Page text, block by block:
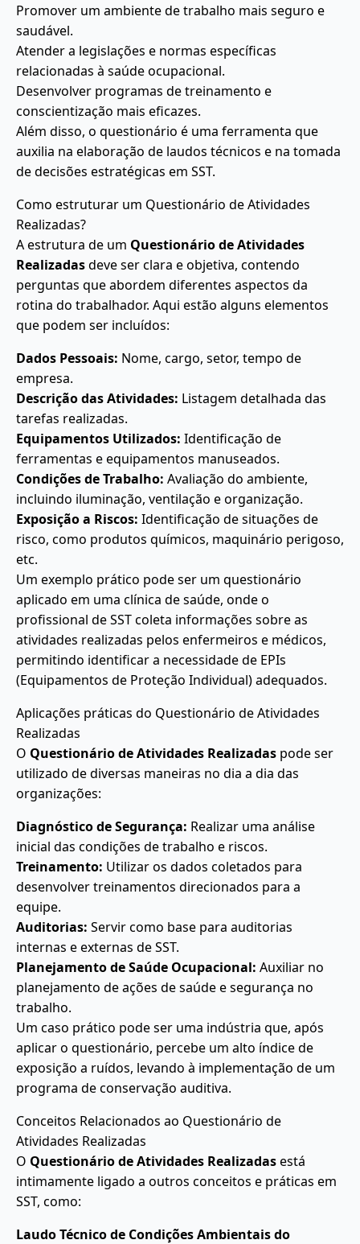
Promover um ambiente de trabalho mais seguro e
saudável.
Atender a legislações e normas específicas
relacionadas à saúde ocupacional.
Desenvolver programas de treinamento e
conscientização mais eficazes.
Além disso, o questionário é uma ferramenta que
auxilia na elaboração de laudos técnicos e na tomada
de decisões estratégicas em SST.
Como estruturar um Questionário de Atividades
Realizadas?
A estrutura de um Questionário de Atividades
Realizadasdeve ser clara e objetiva, contendo
perguntas que abordem diferentes aspectos da
rotina do trabalhador. Aqui estão alguns elementos
que podem ser incluídos:
Dados Pessoais: Nome, cargo, setor, tempo de
empresa.
Descrição das Atividades: Listagem detalhada das
tarefas realizadas.
Equipamentos Utilizados: Identificação de
ferramentas e equipamentos manuseados.
Condições de Trabalho: Avaliação do ambiente,
incluindo iluminação, ventilação e organização.
Exposição a Riscos: Identificação de situações de
risco, como produtos químicos, maquinário perigoso,
etc.
Um exemplo prático pode ser um questionário
aplicado em uma clínica de saúde, onde o
profissional de SST coleta informações sobre as
atividades realizadas pelos enfermeiros e médicos,
permitindo identificar a necessidade de EPIs
(Equipamentos de Proteção Individual) adequados.
Aplicações práticas do Questionário de Atividades
Realizadas
O Questionário de Atividades Realizadas pode ser
utilizado de diversas maneiras no dia a dia das
organizações:
Diagnóstico de Segurança: Realizar uma análise
inicial das condições de trabalho e riscos.
Treinamento: Utilizar os dados coletados para
desenvolver treinamentos direcionados para a
equipe.
Auditorias: Servir como base para auditorias
internas e externas de SST.
Planejamento de Saúde Ocupacional: Auxiliar no
planejamento de ações de saúde e segurança no
trabalho.
Um caso prático pode ser uma indústria que, após
aplicar o questionário, percebe um alto índice de
exposição a ruídos, levando à implementação de um
programa de conservação auditiva.
Conceitos Relacionados ao Questionário de
Atividades Realizadas
O Questionário de Atividades Realizadasestá
intimamente ligado a outros conceitos e práticas em
SST, como:
Laudo Técnico de Condições Ambientais do